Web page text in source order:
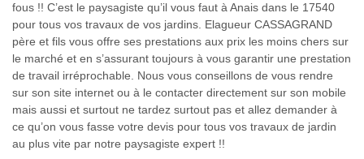
fous !! C’est le paysagiste qu’il vous faut à Anais dans le 17540
pour tous vos travaux de vos jardins. Elagueur CASSAGRAND
père et fils vous offre ses prestations aux prix les moins chers sur
le marché et en s’assurant toujours à vous garantir une prestation
de travail irréprochable. Nous vous conseillons de vous rendre
sur son site internet ou à le contacter directement sur son mobile
mais aussi et surtout ne tardez surtout pas et allez demander à
ce qu’on vous fasse votre devis pour tous vos travaux de jardin
au plus vite par notre paysagiste expert !!